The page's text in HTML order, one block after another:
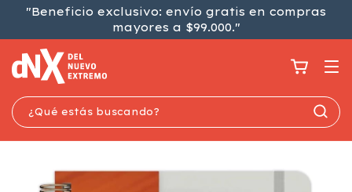
"Beneficio exclusivo: envío gratis en compras
mayores a $99.000."